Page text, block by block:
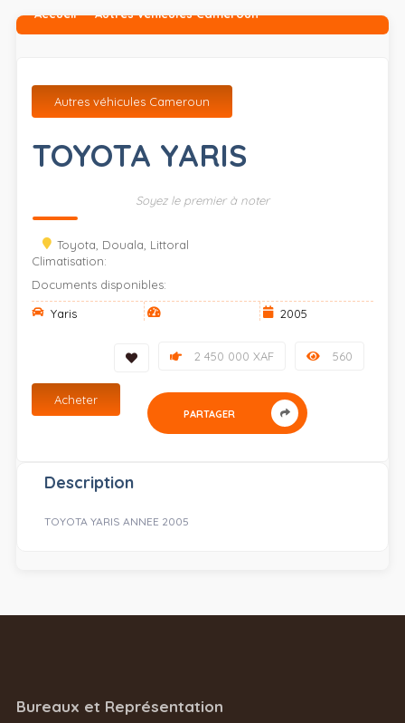
Accueil Autres véhicules Cameroun
Autres véhicules Cameroun
TOYOTA YARIS
Soyez le premier à noter
Toyota, Douala, Littoral
Climatisation:
Documents disponibles:
Yaris
2005
560
2 450 000 XAF
Acheter
PARTAGER
Description
TOYOTA YARIS ANNEE 2005
Bureaux et Représentation